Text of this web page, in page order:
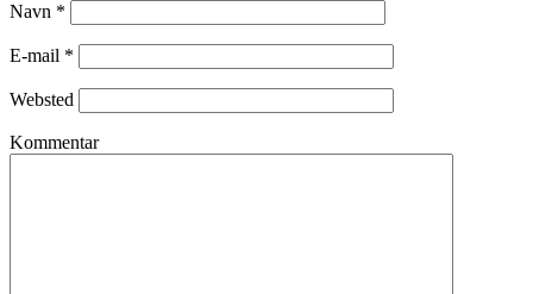
Navn *
E-mail *
Websted
Kommentar